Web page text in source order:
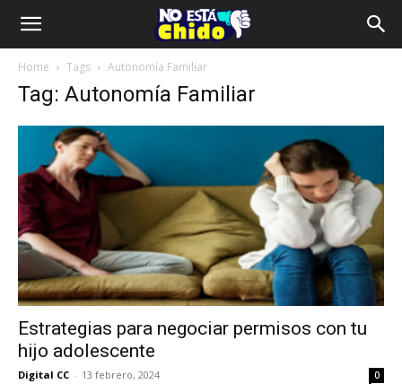
Home Tags Autonomía Familiar
Tag: Autonomía Familiar
Estrategias para negociar permisos con tu
hijo adolescente
Digital CC - 13 febrero, 2024 0